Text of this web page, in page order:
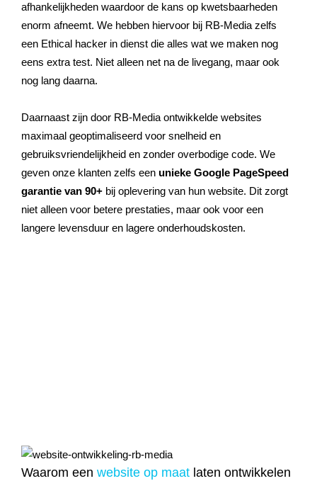
afhankelijkheden waardoor de kans op kwetsbaarheden
enorm afneemt. We hebben hiervoor bij RB-Media zelfs
een Ethical hacker in dienst die alles wat we maken nog
eens extra test. Niet alleen net na de livegang, maar ook
nog lang daarna.
Daarnaast zijn door RB-Media ontwikkelde websites
maximaal geoptimaliseerd voor snelheid en
gebruiksvriendelijkheid en zonder overbodige code. We
geven onze klanten zelfs een unieke Google PageSpeed
garantie van 90+ bij oplevering van hun website. Dit zorgt
niet alleen voor betere prestaties, maar ook voor een
langere levensduur en lagere onderhoudskosten.
Waarom een website op maat laten ontwikkelen